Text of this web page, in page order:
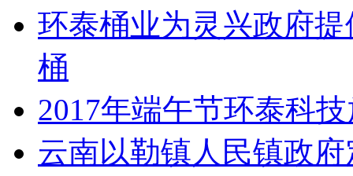
环泰桶业为灵兴政府
桶
2017年端午节环泰科
云南以勒镇人民镇政